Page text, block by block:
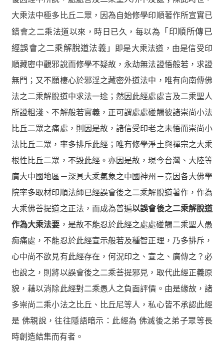
大乘法中極多比丘二眾，因為自始修學印順著作所宣實已
錯會之二乘法道以來，時日已久，每以為 「印順所傳已
經誤會之二乘解脫道法義」
即是大乘法道，由是信受印
順藏密中觀邪說而修學不疑故，永劫無法證悟般若，求證
無門；又不願棲心於邪淫之藏密外道法中，唯有向南傳佛
法之二乘解脫道中求法一途；然因此經處處言及二乘聖人
所證粗淺、不解般若實義，正可謂處處碰觸彼諸崇尚小法
比丘二眾之痛處，則因是故，諸信受印老之未悟而崇尚小
法比丘二眾，率多排斥此經；唯有修學淨土與禪宗之大乘
根性比丘二眾，不毀此經。亦因是故，現今台灣、大陸等
廣大中國地區－深具大乘氣象之中國神州－竟因各大佛學
院率多取材印順法師已經誤會後之二乘解脫道著作，作為
大乘佛菩提道之正法，而成為普遍以誤會後之二乘解脫道
作為大乘法要 ，是故不能忍於此經之處處碰觸二乘聖人愚
痴痛處，不能忍於此經宣示般若及種智正理，乃多排斥，
心中尚不欲見有此經存在，何況印之、宣之、廣傳之？必
也說之，則將以誤會後之二乘菩提邪見，取代此經正義原
貌，藉以消除此經對二乘愚人之負面評價。由是緣故，諸
多崇尚二乘小法之比丘、比丘尼等人，私心皆不承認此經
是 佛親說，往往隱語暗示：此經為 佛滅後之弟子眾等長
時創造結集而有者。